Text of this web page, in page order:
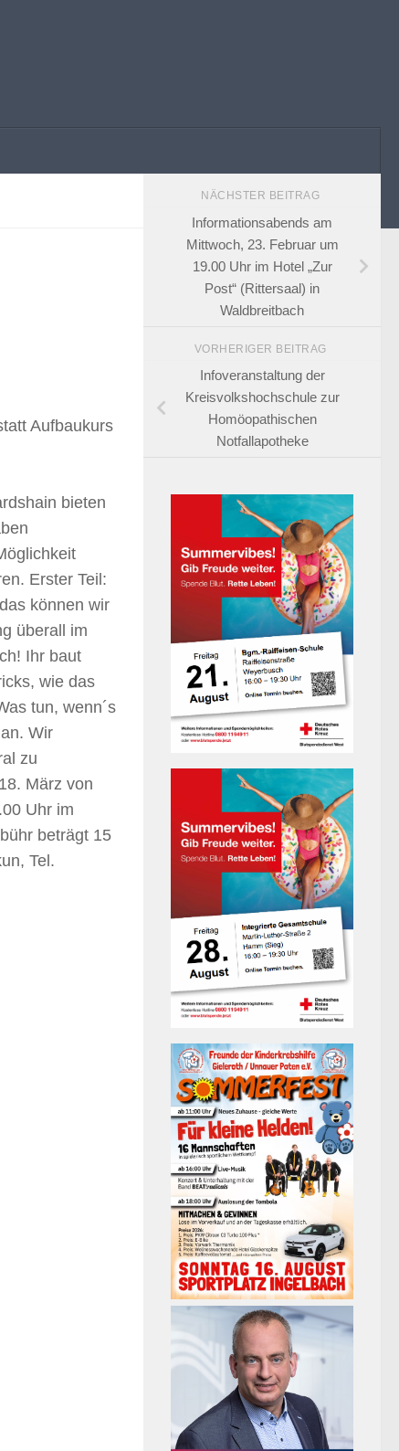
Aufbaukurs
bieten
Erster Teil:
können wir
überall im
Ihr baut
wie das
tun, wenn´s
Wir
zu
März von
Uhr im
beträgt 15
Tel.
NÄCHSTER BEITRAG
Informationsabends am
Mittwoch, 23. Februar um
19.00 Uhr im Hotel „Zur
Post“ (Rittersaal) in
Waldbreitbach
VORHERIGER BEITRAG
Infoveranstaltung der
Kreisvolkshochschule zur
Homöopathischen
Notfallapotheke